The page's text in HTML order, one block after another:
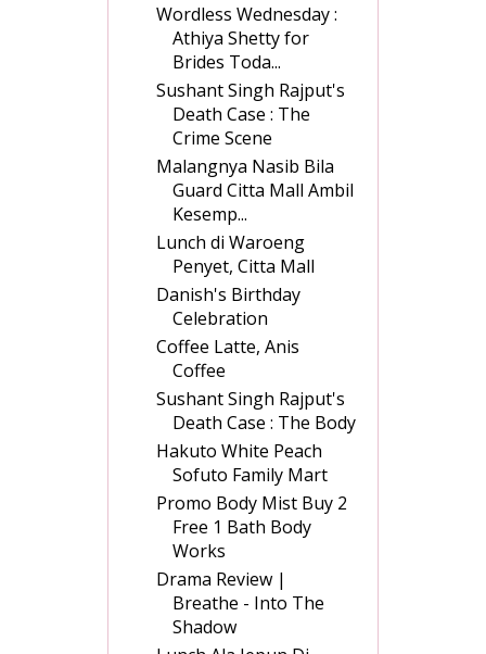
Wordless Wednesday :
Athiya Shetty for
Brides Toda...
Sushant Singh Rajput's
Death Case : The
Crime Scene
Malangnya Nasib Bila
Guard Citta Mall Ambil
Kesemp...
Lunch di Waroeng
Penyet, Citta Mall
Danish's Birthday
Celebration
Coffee Latte, Anis
Coffee
Sushant Singh Rajput's
Death Case : The Body
Hakuto White Peach
Sofuto Family Mart
Promo Body Mist Buy 2
Free 1 Bath Body
Works
Drama Review |
Breathe - Into The
Shadow